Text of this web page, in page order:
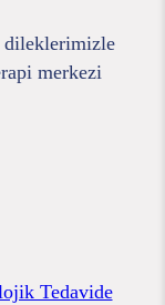
dileklerimizle
merkezi
Tedavide